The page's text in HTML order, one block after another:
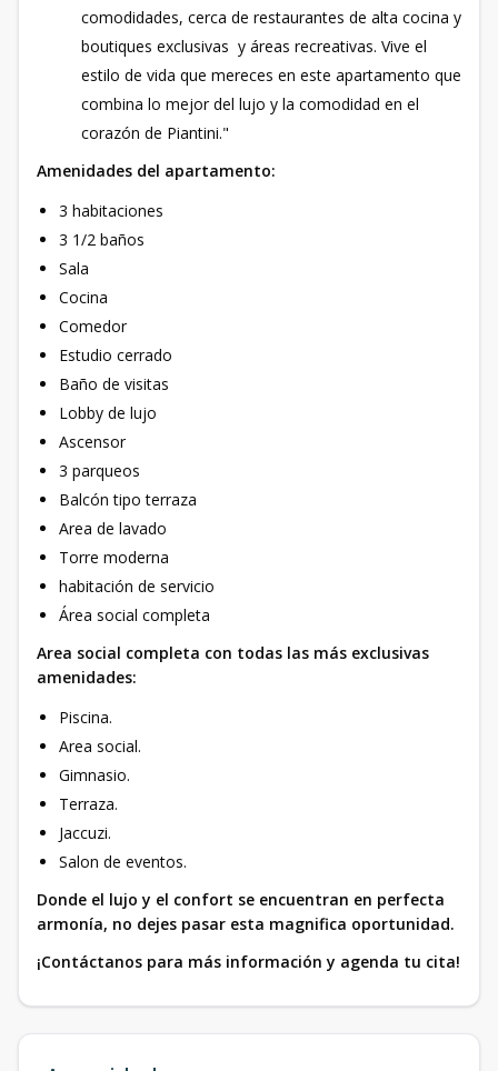
comodidades, cerca de restaurantes de alta cocina y
boutiques exclusivas y áreas recreativas. Vive el
estilo de vida que mereces en este apartamento que
combina lo mejor del lujo y la comodidad en el
corazón de Piantini."
Amenidades del apartamento:
3 habitaciones
3 1/2 baños
Sala
Cocina
Comedor
Estudio cerrado
Baño de visitas
Lobby de lujo
Ascensor
3 parqueos
Balcón tipo terraza
Area de lavado
Torre moderna
habitación de servicio
Área social completa
Area social completa con todas las más exclusivas
amenidades:
Piscina.
Area social.
Gimnasio.
Terraza.
Jaccuzi.
Salon de eventos.
Donde el lujo y el confort se encuentran en perfecta
armonía, no dejes pasar esta magnifica oportunidad.
¡Contáctanos para más información y agenda tu cita!